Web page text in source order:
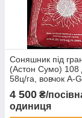
Соняшник під
(Астон Сумо) 108
58ц/га, вовчок A-
55%. Стандарт
4 500 ₴/
одиниця